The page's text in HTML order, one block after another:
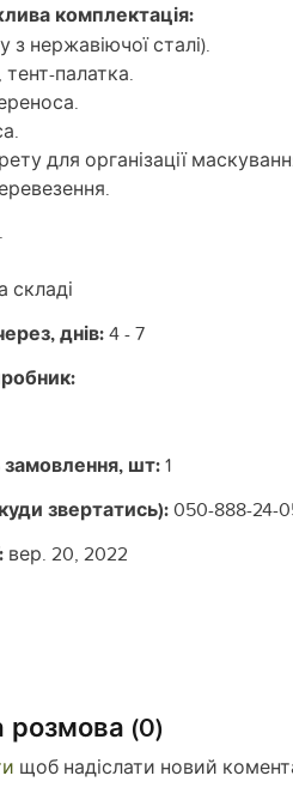
комплектація:
з нержавіючої сталі).
палатка.
для організації
складі
днів:4 - 7
замовлення, шт:1
звертатись):050-888-24-
вер. 20, 2022
розмова (0)
щоб надіслати новий